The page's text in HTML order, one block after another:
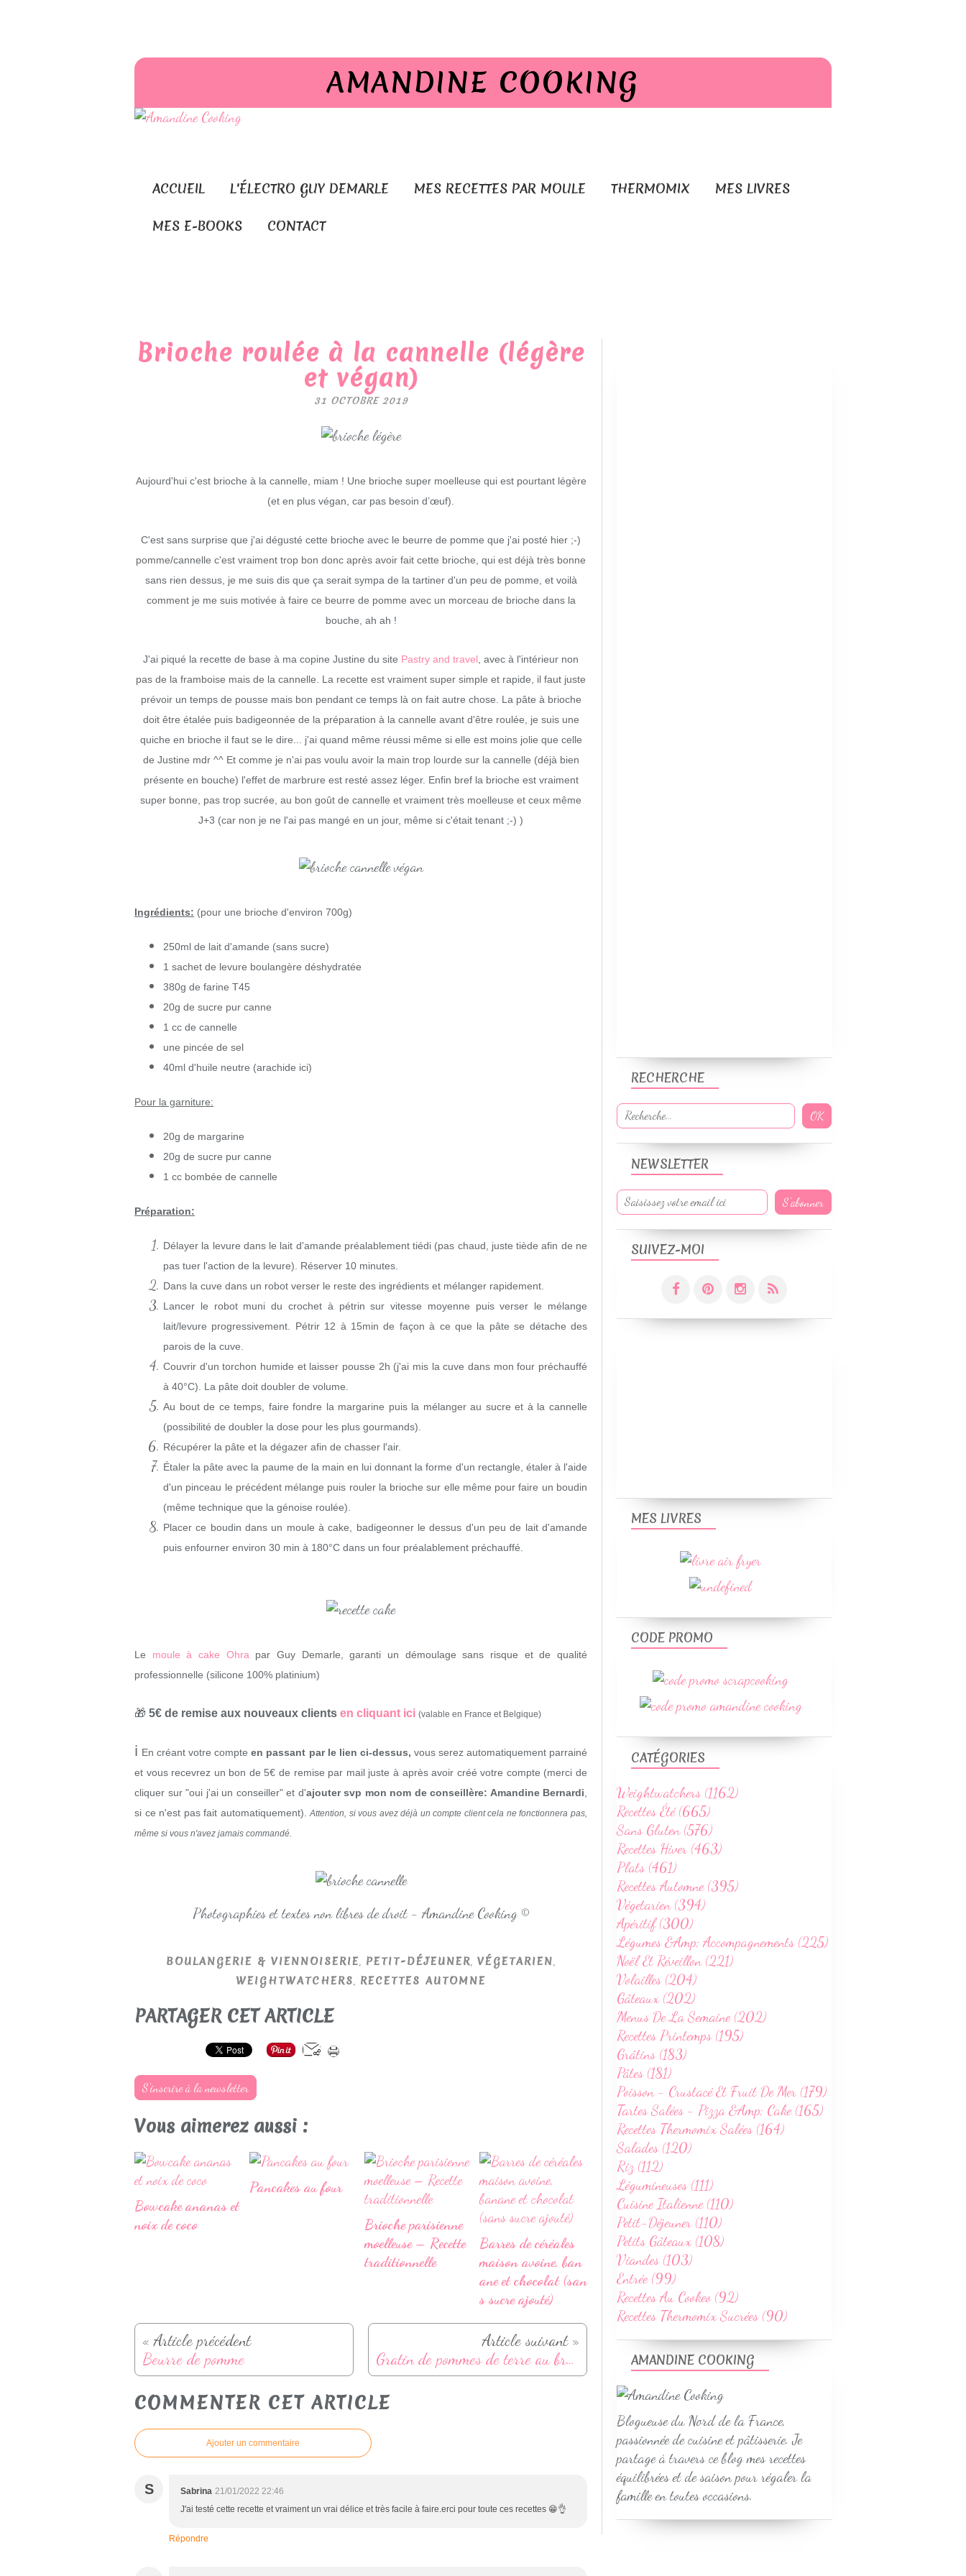
AMANDINE COOKING
ACCUEIL L'ÉLECTRO GUY DEMARLE MES RECETTES PAR MOULE THERMOMIX MES LIVRES
MES E-BOOKS CONTACT
Brioche roulée à la cannelle (légère
et végan)
31 OCTOBRE 2019
Aujourd'hui c'est brioche à la cannelle, miam ! Une brioche super moelleuse qui est pourtant légère
(et en plus végan, car pas besoin d’œuf).
C'est sans surprise que j'ai dégusté cette brioche avec le beurre de pomme que j'ai posté hier ;-)
pomme/cannelle c'est vraiment trop bon donc après avoir fait cette brioche, qui est déjà très bonne
sans rien dessus, je me suis dis que ça serait sympa de la tartiner d'un peu de pomme, et voilà
comment je me suis motivée à faire ce beurre de pomme avec un morceau de brioche dans la
bouche, ah ah !
J'ai piqué la recette de base à ma copine Justine du site Pastry and travel , avec à l'intérieur non
pas de la framboise mais de la cannelle. La recette est vraiment super simple et rapide, il faut juste
prévoir un temps de pousse mais bon pendant ce temps là on fait autre chose. La pâte à brioche
doit être étalée puis badigeonnée de la préparation à la cannelle avant d'être roulée, je suis une
quiche en brioche il faut se le dire... j'ai quand même réussi même si elle est moins jolie que celle
de Justine mdr ^^ Et comme je n'ai pas voulu avoir la main trop lourde sur la cannelle (déjà bien
présente en bouche) l'effet de marbrure est resté assez léger. Enfin bref la brioche est vraiment
super bonne, pas trop sucrée, au bon goût de cannelle et vraiment très moelleuse et ceux même
J+3 (car non je ne l'ai pas mangé en un jour, même si c'était tenant ;-) )
Ingrédients: (pour une brioche d'environ 700g)
250ml de lait d'amande (sans sucre)
1 sachet de levure boulangère déshydratée
380g de farine T45
20g de sucre pur canne
1 cc de cannelle
une pincée de sel
40ml d'huile neutre (arachide ici)
Pour la garniture:
20g de margarine
20g de sucre pur canne
1 cc bombée de cannelle
Préparation:
Délayer la levure dans le lait d'amande préalablement tiédi (pas chaud, juste tiède afin de ne
pas tuer l'action de la levure). Réserver 10 minutes.
Dans la cuve dans un robot verser le reste des ingrédients et mélanger rapidement.
Lancer le robot muni du crochet à pétrin sur vitesse moyenne puis verser le mélange
lait/levure progressivement. Pétrir 12 à 15min de façon à ce que la pâte se détache des
parois de la cuve.
Couvrir d'un torchon humide et laisser pousse 2h (j'ai mis la cuve dans mon four préchauffé
à 40°C). La pâte doit doubler de volume.
Au bout de ce temps, faire fondre la margarine puis la mélanger au sucre et à la cannelle
(possibilité de doubler la dose pour les plus gourmands).
Récupérer la pâte et la dégazer afin de chasser l'air.
Étaler la pâte avec la paume de la main en lui donnant la forme d'un rectangle, étaler à l'aide
d'un pinceau le précédent mélange puis rouler la brioche sur elle même pour faire un boudin
(même technique que la génoise roulée).
Placer ce boudin dans un moule à cake, badigeonner le dessus d'un peu de lait d'amande
puis enfourner environ 30 min à 180°C dans un four préalablement préchauffé.
Le moule à cake Ohra par Guy Demarle, garanti un démoulage sans risque et de qualité
professionnelle (silicone 100% platinium)
🎁 5€ de remise aux nouveaux clients en cliquant ici (valable en France et Belgique)
ℹ En créant votre compteen passant par le lien ci-dessus, vous serez automatiquement parrainé
et vous recevrez un bon de 5€ de remise par mail juste à après avoir créé votre compte (merci de
cliquer sur "oui j'ai un conseiller" et d'ajouter svp mon nom de conseillère: Amandine Bernardi
si ce n'est pas fait automatiquement).Attention, si vous avez déjà un compte client cela ne fonctionnera pas,
même si vous n'avez jamais commandé.
Photographies et textes non libres de droit - Amandine Cooking ©
BOULANGERIE & VIENNOISERIE, PETIT-DÉJEUNER, VÉGETARIEN,
WEIGHTWATCHERS, RECETTES AUTOMNE
PARTAGER CET ARTICLE
S'inscrire à la newsletter
Vous aimerez aussi :
Bowcake ananas et
noix de coco
Pancakes au four
Brioche parisienne
moelleuse – Recette
traditionnelle
Barres de céréales
maison avoine, ban
ane et chocolat (san
s sucre ajouté)
« Article précédent
Beurre de pomme
Article suivant »
Gratin de pommes de terre au brocoli et chorizo
COMMENTER CET ARTICLE
Ajouter un commentaire
S Sabrina 21/01/2022 22:46
J'ai testé cette recette et vraiment un vrai délice et très facile à faire.erci pour toute ces recettes 😁👌
Répondre
NEWSLETTER
SUIVEZ-MOI
RECHERCHE
AMANDINE COOKING
Blogueuse du Nord de la France,
passionnée de cuisine et pâtisserie. Je
partage à travers ce blog mes recettes
équilibrées et de saison pour régaler la
famille en toutes occasions.
CATÉGORIES
Weightwatchers (1162)
Recettes Été (665)
Sans Gluten (576)
Recettes Hiver (463)
Plats (461)
Recettes Automne (395)
Végetarien (394)
Apéritif (300)
Légumes &Amp; Accompagnements (225)
Noël Et Réveillon (221)
Volailles (204)
Gâteaux (202)
Menus De La Semaine (202)
Recettes Printemps (195)
Grâtins (183)
Pâtes (181)
Poisson - Crustacé Et Fruit De Mer (179)
Tartes Salées - Pizza &Amp; Cake (165)
Recettes Thermomix Salées (164)
Salades (120)
Riz (112)
Légumineuses (111)
Cuisine Italienne (110)
Petit-Déjeuner (110)
Petits Gâteaux (108)
Viandes (103)
Entrée (99)
Recettes Au Cookeo (92)
Recettes Thermomix Sucrées (90)
MES LIVRES
CODE PROMO